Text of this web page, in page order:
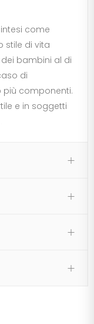
come
stile di vita
bambini al di
di
più componenti.
e in soggetti